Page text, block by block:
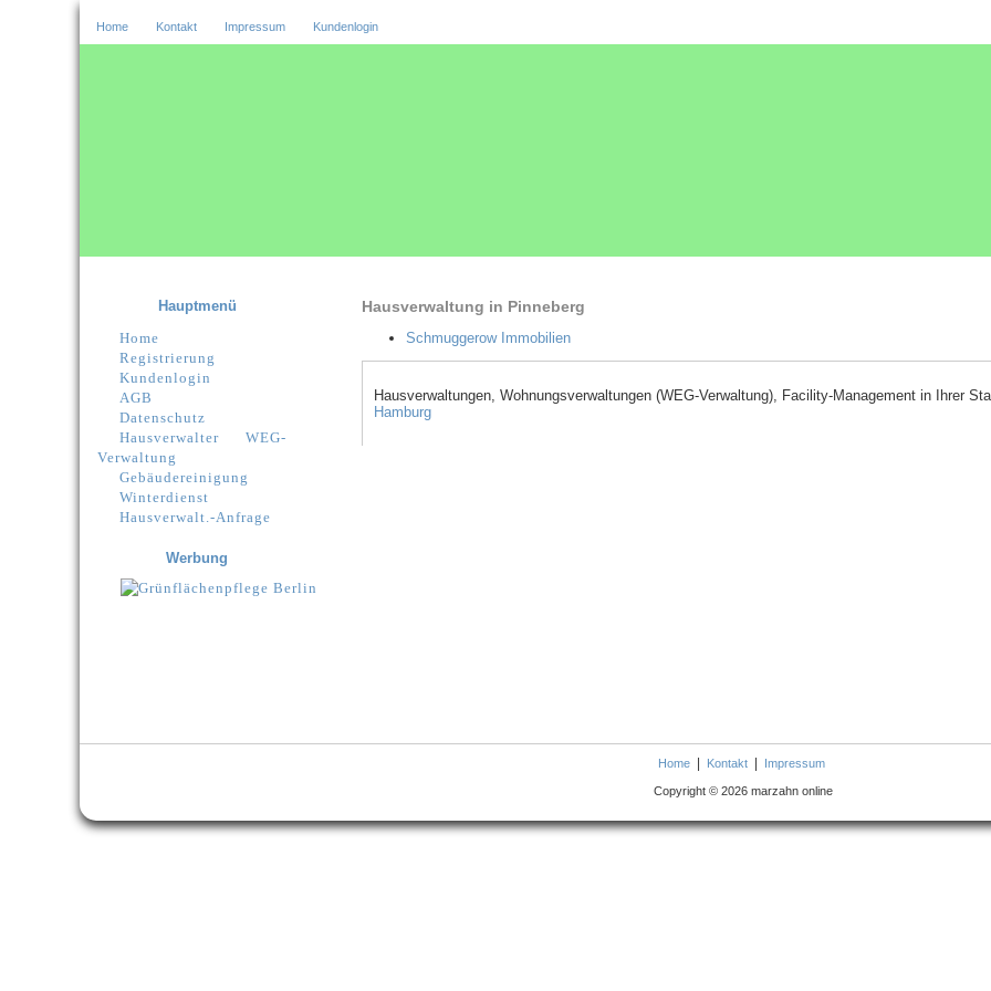
Home Kontakt Impressum Kundenlogin
Hausverwaltung in Pinneberg
Schmuggerow Immobilien
Hausverwaltungen, Wohnungsverwaltungen (WEG-Verwaltung), Facility-Management in Ihrer
Hamburg
Hauptmenü
Home
Registrierung
Kundenlogin
AGB
Datenschutz
Hausverwalter
WEG-
Verwaltung
Gebäudereinigung
Winterdienst
Hausverwalt.-Anfrage
Werbung
Home | Kontakt | Impressum
Copyright © 2026 marzahn online